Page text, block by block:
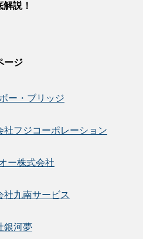
説！
ージ
ー・ブリッジ
社フジコーポレーション
ー株式会社
社九南サービス
銀河夢